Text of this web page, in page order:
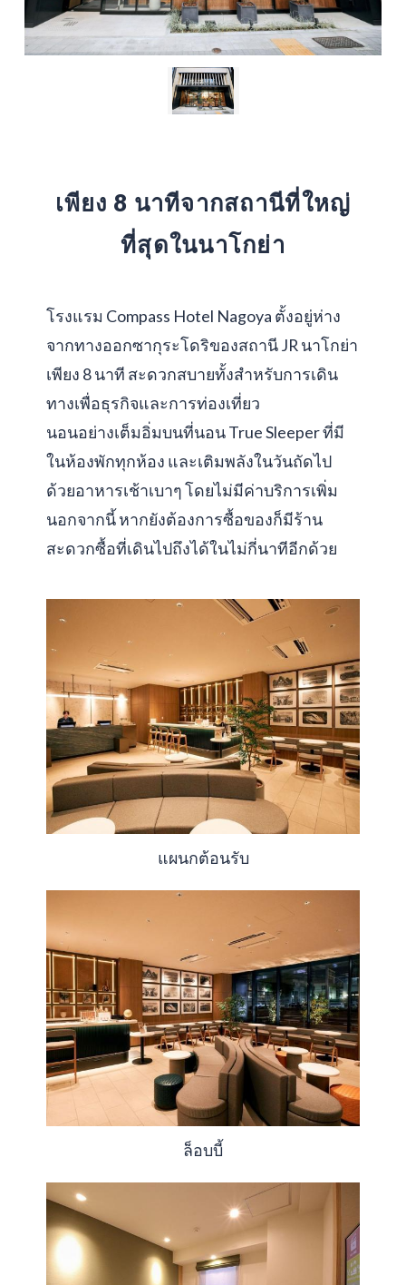
เพียง 8 นาทีจากสถานีที่ใหญ่
ที่สุดในนาโกย่า
โรงแรม Compass Hotel Nagoya ตั้งอยู่ห่าง
จากทางออกซากุระโดริของสถานี JR นาโกย่า
เพียง 8 นาที สะดวกสบายทั้งสำหรับการเดิน
ทางเพื่อธุรกิจและการท่องเที่ยว
นอนอย่างเต็มอิ่มบนที่นอน True Sleeper ที่มี
ในห้องพักทุกห้อง และเติมพลังในวันถัดไป
ด้วยอาหารเช้าเบาๆ โดยไม่มีค่าบริการเพิ่ม
นอกจากนี้ หากยังต้องการซื้อของก็มีร้าน
สะดวกซื้อที่เดินไปถึงได้ในไม่กี่นาทีอีกด้วย
แผนกต้อนรับ
ล็อบบี้